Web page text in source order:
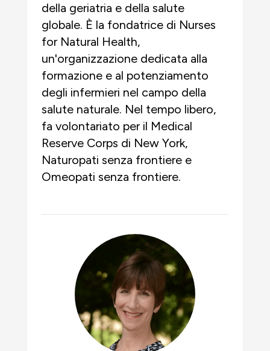
della geriatria e della salute
globale. È la fondatrice di Nurses
for Natural Health,
un'organizzazione dedicata alla
formazione e al potenziamento
degli infermieri nel campo della
salute naturale. Nel tempo libero,
fa volontariato per il Medical
Reserve Corps di New York,
Naturopati senza frontiere e
Omeopati senza frontiere.